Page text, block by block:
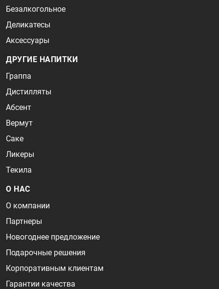
Безалкогольное
Деликатесы
Аксессуары
ДРУГИЕ НАПИТКИ
Граппа
Дистилляты
Абсент
Вермут
Саке
Ликеры
Текила
О НАС
О компании
Партнеры
Новогоднее предложение
Подарочные решения
Корпоративным клиентам
Гарантии качества